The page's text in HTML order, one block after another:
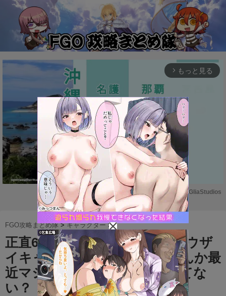
arrow_forward_ios もっと見る
M
u
t
e
Powered by GliaStudios
FGO攻略まとめ隊 >キャラクター >
正直6章の時点でマシュは相当ウザ
イキャラになってた ⇒ なんか最
近マシュ叩きの流れが加速してな
い？